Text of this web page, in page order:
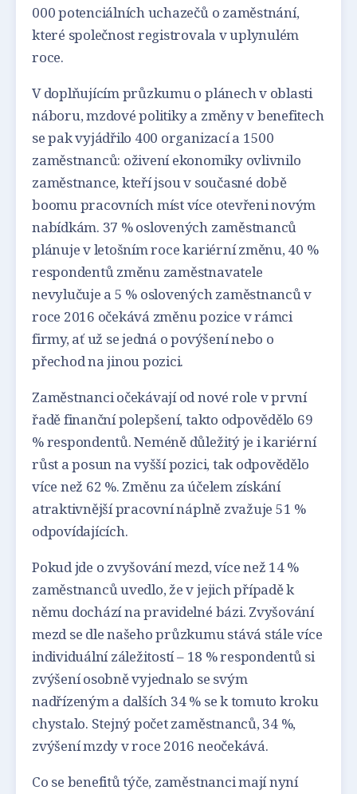
000 potenciálních uchazečů o zaměstnání,
které společnost registrovala v uplynulém
roce.
V doplňujícím průzkumu o plánech v oblasti
náboru, mzdové politiky a změny v benefitech
se pak vyjádřilo 400 organizací a 1500
zaměstnanců: oživení ekonomiky ovlivnilo
zaměstnance, kteří jsou v současné době
boomu pracovních míst více otevřeni novým
nabídkám. 37 % oslovených zaměstnanců
plánuje v letošním roce kariérní změnu, 40 %
respondentů změnu zaměstnavatele
nevylučuje a 5 % oslovených zaměstnanců v
roce 2016 očekává změnu pozice v rámci
firmy, ať už se jedná o povýšení nebo o
přechod na jinou pozici.
Zaměstnanci očekávají od nové role v první
řadě finanční polepšení, takto odpovědělo 69
% respondentů. Neméně důležitý je i kariérní
růst a posun na vyšší pozici, tak odpovědělo
více než 62 %. Změnu za účelem získání
atraktivnější pracovní náplně zvažuje 51 %
odpovídajících.
Pokud jde o zvyšování mezd, více než 14 %
zaměstnanců uvedlo, že v jejich případě k
němu dochází na pravidelné bázi. Zvyšování
mezd se dle našeho průzkumu stává stále více
individuální záležitostí – 18 % respondentů si
zvýšení osobně vyjednalo se svým
nadřízeným a dalších 34 % se k tomuto kroku
chystalo. Stejný počet zaměstnanců, 34 %,
zvýšení mzdy v roce 2016 neočekává.
Co se benefitů týče, zaměstnanci mají nyní